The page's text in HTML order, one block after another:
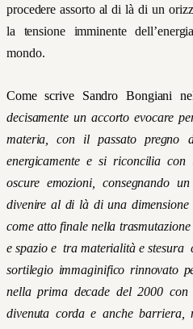
procedere assorto al di là di un
la tensione imminente dell’
mondo.
Come scrive Sandro Bongiani
decisamente un accorto evocare
materia, con il passato pregno
energicamente e si riconcilia
oscure emozioni, consegnando
divenire al di là di una dimensione
come atto finale nella
e spazio e tra materialità e stesura
sortilegio immaginifico rinnovato
nella prima decade del 2000
divenuta corda e anche barriera,